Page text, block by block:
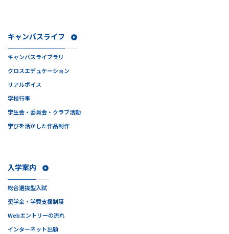
入学案内
総合選抜型入試
奨学金・学費支援制度
Webエントリーの流れ
インターネット出願
キャンパスライフ
キャンパスライブラリ
クロスエデュケーション
リアルボイス
学校行事
学生会・委員会・クラブ活動
学びを活かした作品制作